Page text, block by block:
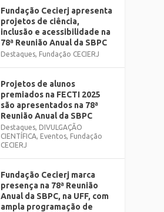
Fundação Cecierj apresenta
projetos de ciência,
inclusão e acessibilidade na
78ª Reunião Anual da SBPC
Destaques, Fundação CECIERJ
Projetos de alunos
premiados na FECTI 2025
são apresentados na 78ª
Reunião Anual da SBPC
Destaques, DIVULGAÇÃO
CIENTÍFICA, Eventos, Fundação
CECIERJ
Fundação Cecierj marca
presença na 78ª Reunião
Anual da SBPC, na UFF, com
ampla programação de